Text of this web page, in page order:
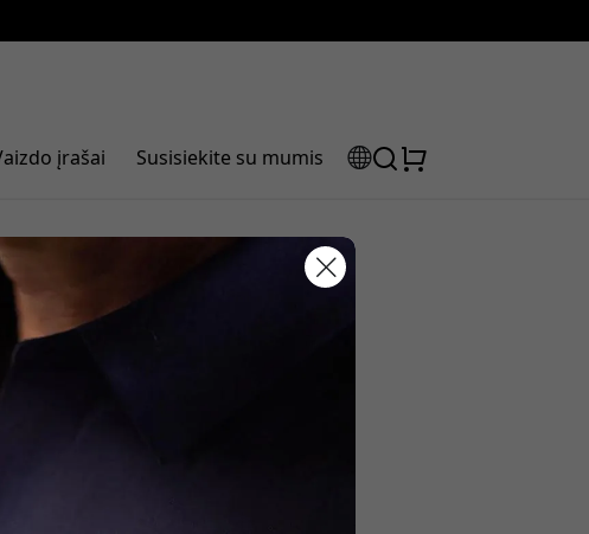
įrašai Susisiekite su mumis
kodas:
5% nuolaidą, naudokite šį kodą